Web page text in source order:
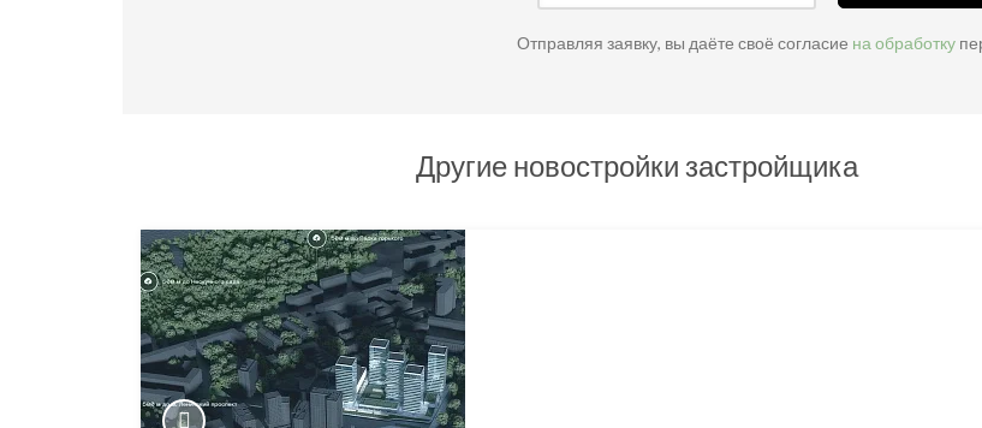
Отправляя заявку, вы даёте своё согласие на обработку
Другие новостройки застройщика